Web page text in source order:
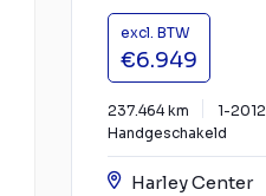
excl. BTW
€6.949
237.464 km
1-2012
Handgeschakeld
Harley Center